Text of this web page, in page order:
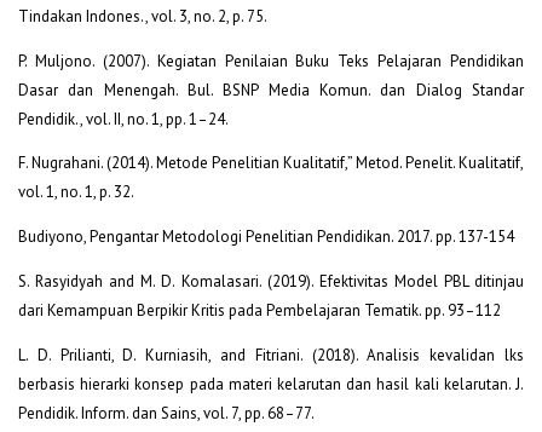
Tindakan Indones., vol. 3, no. 2, p. 75.
P. Muljono. (2007). Kegiatan Penilaian Buku Teks Pelajaran Pendidikan
Dasar dan Menengah. Bul. BSNP Media Komun. dan Dialog Standar
Pendidik., vol. II, no. 1, pp. 1–24.
F. Nugrahani. (2014). Metode Penelitian Kualitatif,” Metod. Penelit. Kualitatif,
vol. 1, no. 1, p. 32.
Budiyono, Pengantar Metodologi Penelitian Pendidikan. 2017. pp. 137-154
S. Rasyidyah and M. D. Komalasari. (2019). Efektivitas Model PBL ditinjau
dari Kemampuan Berpikir Kritis pada Pembelajaran Tematik. pp. 93–112
L. D. Prilianti, D. Kurniasih, and Fitriani. (2018). Analisis kevalidan lks
berbasis hierarki konsep pada materi kelarutan dan hasil kali kelarutan. J.
Pendidik. Inform. dan Sains, vol. 7, pp. 68–77.